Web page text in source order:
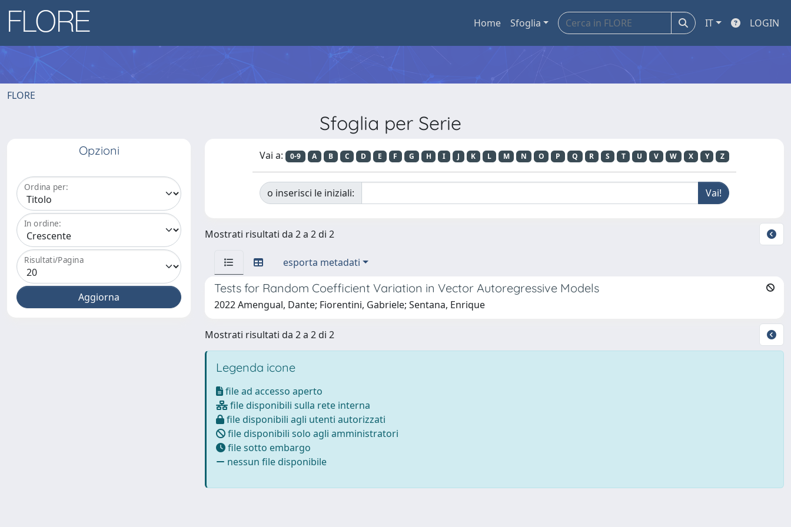
Home Sfoglia IT LOGIN
FLORE
Sfoglia per Serie
Opzioni
Ordina per:
In ordine:
Risultati/Pagina
Vai a: 0-9 A B C D E F G H I J K L M N O P Q R S T U V W X Y Z
o inserisci le iniziali:
Mostrati risultati da 2 a 2 di 2
esporta metadati
Tests for Random Coefficient Variation in Vector Autoregressive Models
2022 Amengual, Dante; Fiorentini, Gabriele; Sentana, Enrique
Mostrati risultati da 2 a 2 di 2
Legenda icone
file ad accesso aperto
file disponibili sulla rete interna
file disponibili agli utenti autorizzati
file disponibili solo agli amministratori
file sotto embargo
nessun file disponibile